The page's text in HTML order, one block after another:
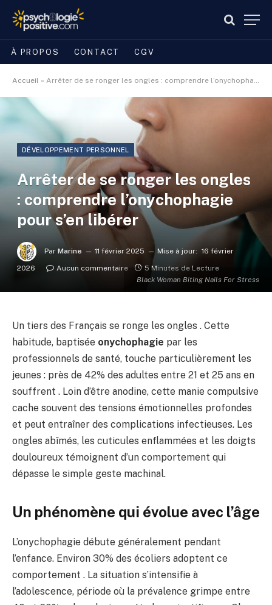
À PROPOS CONTACT CGV
Accueil » Arrêter de se ronger les ongles : comprendre l’onychophagie pour s’en libérer
Black Woman Biting Nails For Stress
DÉVELOPPEMENT PERSONNEL
Arrêter de se ronger les ongles
: comprendre l’onychophagie
pour s’en libérer
Par Marine 11 février 2025 Mise à jour: 16 février
2026
Aucun commentaire 5 Minutes de Lecture
Un tiers des Français se ronge les ongles . Cette
habitude, baptisée onychophagie par les
professionnels de santé, touche particulièrement les
jeunes : près de 42% des adultes entre 21 et 25 ans en
souffrent . Loin d’être anodine, cette manie compulsive
cache souvent des tensions émotionnelles profondes
et peut entraîner des complications infectieuses. Les
ongles abîmés, les cuticules enflammées et les doigts
douloureux témoignent d’un comportement qui
dépasse le simple geste machinal.
Un phénomène qui évolue avec l’âge
L’onychophagie débute généralement pendant
l’enfance. Environ 30% des écoliers adoptent ce
comportement . La situation s’intensifie à
l’adolescence, période où la prévalence grimpe entre